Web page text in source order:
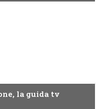
la guida tv